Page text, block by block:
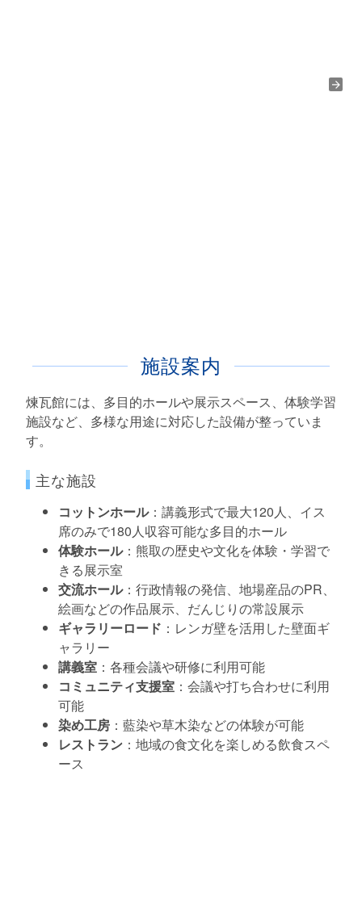
施設案内
煉瓦館には、多目的ホールや展示スペース、体験学習
施設など、多様な用途に対応した設備が整っていま
す。
主な施設
コットンホール：講義形式で最大120人、イス
席のみで180人収容可能な多目的ホール
体験ホール：熊取の歴史や文化を体験・学習で
きる展示室
交流ホール：行政情報の発信、地場産品のPR、
絵画などの作品展示、だんじりの常設展示
ギャラリーロード ：レンガ壁を活用した壁面ギ
ャラリー
講義室 ：各種会議や研修に利用可能
コミュニティ支援室 ：会議や打ち合わせに利用
可能
染め工房 ：藍染や草木染などの体験が可能
レストラン ：地域の食文化を楽しめる飲食スペ
ース